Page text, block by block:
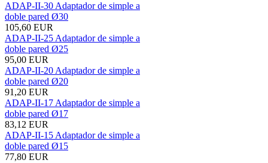
ADAP-II-30 Adaptador de simple a
doble pared Ø30
105,60 EUR
ADAP-II-25 Adaptador de simple a
doble pared Ø25
95,00 EUR
ADAP-II-20 Adaptador de simple a
doble pared Ø20
91,20 EUR
ADAP-II-17 Adaptador de simple a
doble pared Ø17
83,12 EUR
ADAP-II-15 Adaptador de simple a
doble pared Ø15
77,80 EUR